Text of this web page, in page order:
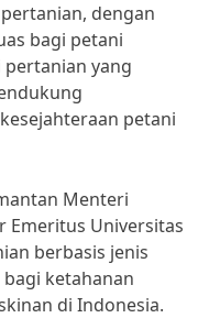
dengan
bagi petani
yang
petani
Menteri
Emeritus Universitas
berbasis jenis
ketahanan
di Indonesia.